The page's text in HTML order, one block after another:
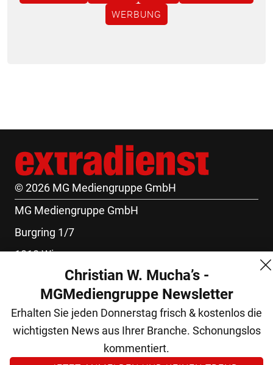
WERBUNG
© 2026 MG Mediengruppe GmbH
MG Mediengruppe GmbH
Burgring 1/7
1010 Wien
+43 (1) 522 14 14
office@mgmedien.at
Kontakt
Christian W. Mucha’s -
MGMediengruppe Newsletter
Erhalten Sie jeden Donnerstag frisch & kostenlos die
wichtigsten News aus Ihrer Branche. Schonungslos
kommentiert.